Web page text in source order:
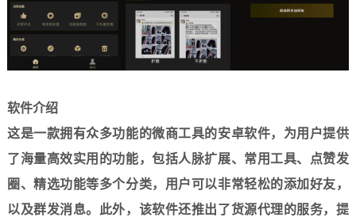
软件介绍
这是一款拥有众多功能的微商工具的安卓软件，为用户提供
了海量高效实用的功能，包括人脉扩展、常用工具、点赞发
圈、精选功能等多个分类，用户可以非常轻松的添加好友，
以及群发消息。此外，该软件还推出了货源代理的服务，提